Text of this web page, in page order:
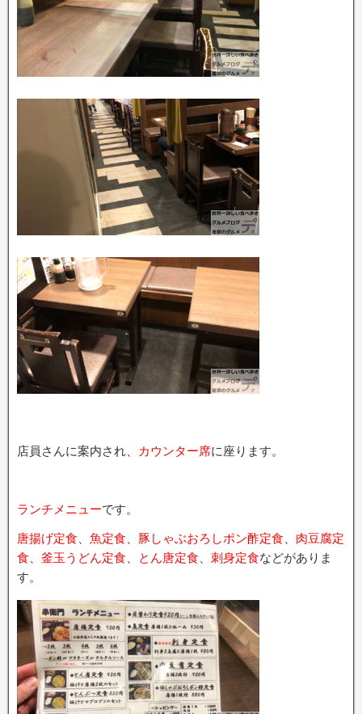
店員さんに案内され、 カウンター席に座ります。
ランチメニューです。
唐揚げ定食 魚定食 豚しゃぶおろしポン酢定食
肉豆腐定
食
釜玉うどん定食 とん唐定食 刺身定食などがありま
す。